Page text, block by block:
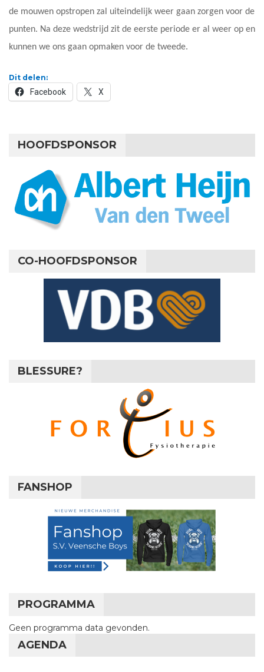
de mouwen opstropen zal uiteindelijk weer gaan zorgen voor de
punten. Na deze wedstrijd zit de eerste periode er al weer op en
kunnen we ons gaan opmaken voor de tweede.
Dit delen:
Facebook X
HOOFDSPONSOR
CO-HOOFDSPONSOR
BLESSURE?
FANSHOP
PROGRAMMA
Geen programma data gevonden.
AGENDA